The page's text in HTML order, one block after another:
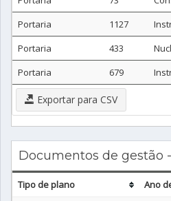
Portaria
1127
Portaria
433
Portaria
679
Exportar para CSV
Documentos de gestão
Tipo de plano Ano